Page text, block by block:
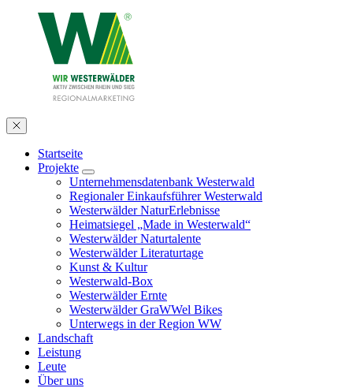
Startseite
Projekte
Unternehmensdatenbank Westerwald
Regionaler Einkaufsführer Westerwald
Westerwälder NaturErlebnisse
Heimatsiegel „Made in Westerwald“
Westerwälder Naturtalente
Westerwälder Literaturtage
Kunst & Kultur
Westerwald-Box
Westerwälder Ernte
Westerwälder GraWWel Bikes
Unterwegs in der Region WW
Landschaft
Leistung
Leute
Über uns